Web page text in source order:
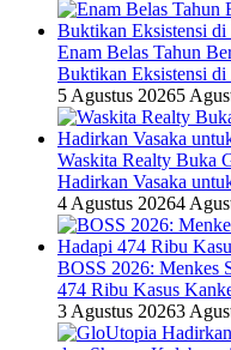
Enam Belas Tahun
Buktikan Eksistensi di
5 Agustus 20265
Waskita Realty Buka
Hadirkan Vasaka
4 Agustus 20264
BOSS 2026: Menkes
474 Ribu Kasus
3 Agustus 20263